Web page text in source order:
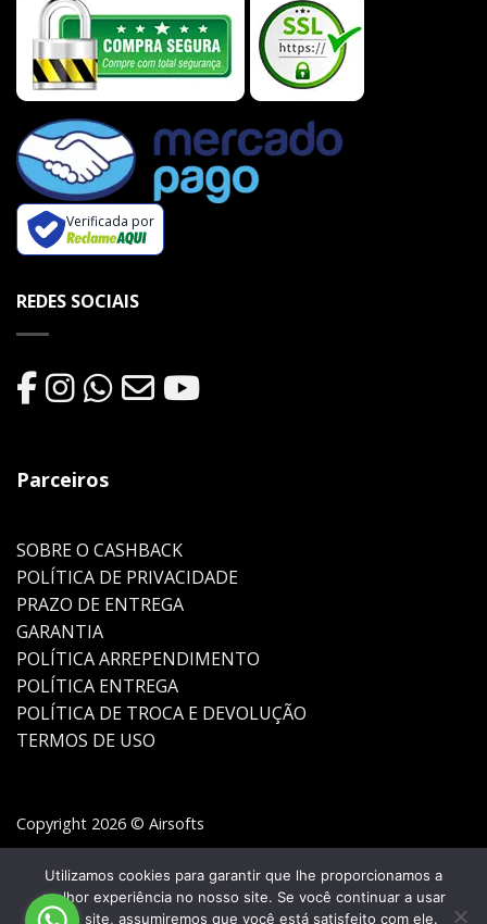
Verificada por
REDES SOCIAIS
Parceiros
SOBRE O CASHBACK
POLÍTICA DE PRIVACIDADE
PRAZO DE ENTREGA
GARANTIA
POLÍTICA ARREPENDIMENTO
POLÍTICA ENTREGA
POLÍTICA DE TROCA E DEVOLUÇÃO
TERMOS DE USO
Copyright 2026 © Airsofts
Utilizamos cookies para garantir que lhe proporcionamos a
melhor experiência no nosso site. Se você continuar a usar
este site, assumiremos que você está satisfeito com ele.